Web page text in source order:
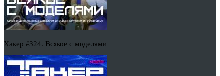
Хакер #324. Всякое с моделями